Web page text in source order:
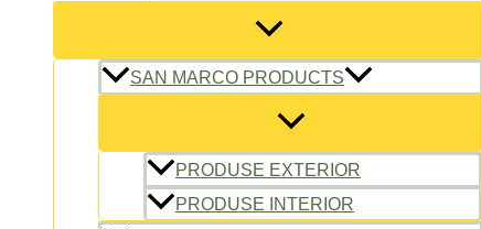
SAN MARCO PRODUCTS
PRODUSE EXTERIOR
PRODUSE INTERIOR